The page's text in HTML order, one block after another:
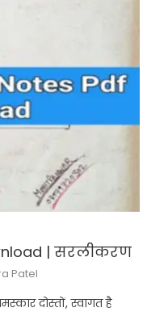
| सरलीकरण
Patel
दोस्तों, स्वागत है